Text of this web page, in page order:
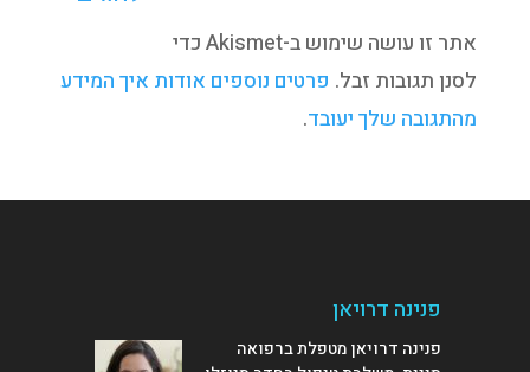
אתר זו עושה שימוש ב-Akismet כדי
לסנן תגובות זבל. פרטים נוספים אודות איך המידע
מהתגובה שלך יעובד.
פנינה דרויאן
פנינה דרויאן מטפלת ברפואה